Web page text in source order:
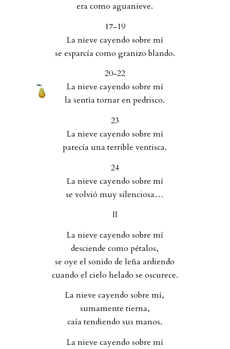
era como aguanieve.
17-19
La nieve cayendo sobre mí
se esparcía como granizo blando.
20-22
La nieve cayendo sobre mí
la sentía tornar en pedrisco.
23
La nieve cayendo sobre mí
parecía una terrible ventisca.
24
La nieve cayendo sobre mí
se volvió muy silenciosa…
II
La nieve cayendo sobre mí
desciende como pétalos,
se oye el sonido de leña ardiendo
cuando el cielo helado se oscurece.
La nieve cayendo sobre mí,
sumamente tierna,
caía tendiendo sus manos.
La nieve cayendo sobre mí